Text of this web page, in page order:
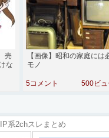
売
な
【画像】昭和の家庭には
モノ
5コメント 500ビュ
系2chスレまとめ